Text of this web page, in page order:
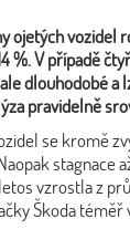
ojetých vozidel
%. V případě
dlouhodobé a
pravidelně
se kromě
stagnace
vzrostla z
Škoda